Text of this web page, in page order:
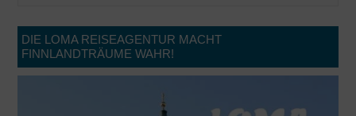
DIE LOMA REISEAGENTUR MACHT
FINNLANDTRÄUME WAHR!